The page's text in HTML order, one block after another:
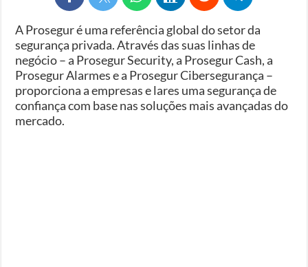
A Prosegur é uma referência global do setor da
segurança privada. Através das suas linhas de
negócio – a Prosegur Security, a Prosegur Cash, a
Prosegur Alarmes e a Prosegur Cibersegurança –
proporciona a empresas e lares uma segurança de
confiança com base nas soluções mais avançadas do
mercado.